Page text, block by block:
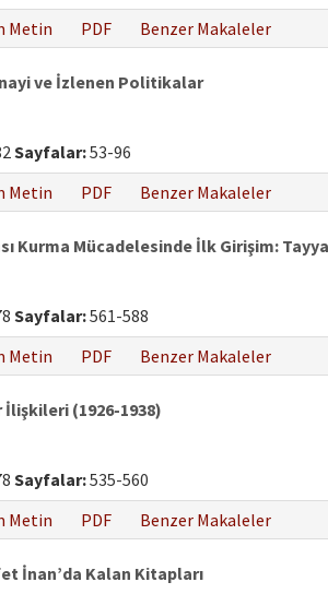
Metin PDF Benzer Makaleler
ve İzlenen Politikalar
Sayfalar:53-96
Metin PDF Benzer Makaleler
Kurma Mücadelesinde İlk Girişim:
Sayfalar:561-588
Metin PDF Benzer Makaleler
(1926-1938)
Sayfalar:535-560
Metin PDF Benzer Makaleler
İnan’da Kalan Kitapları